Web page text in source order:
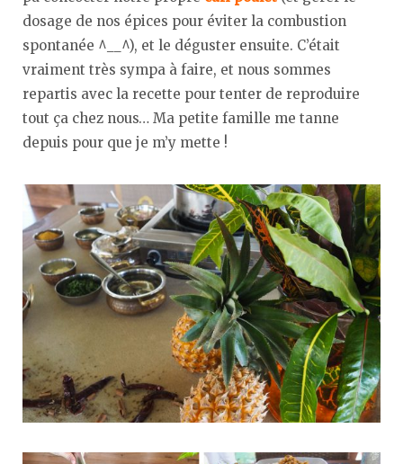
dosage de nos épices pour éviter la combustion
spontanée ^__^), et le déguster ensuite. C’était
vraiment très sympa à faire, et nous sommes
repartis avec la recette pour tenter de reproduire
tout ça chez nous… Ma petite famille me tanne
depuis pour que je m’y mette !